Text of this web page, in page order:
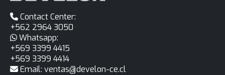
Contact Center:
+562 2964 3050
Whatsapp:
+569 3399 4415
+569 3399 4414
Email: ventas@develon-ce.cl